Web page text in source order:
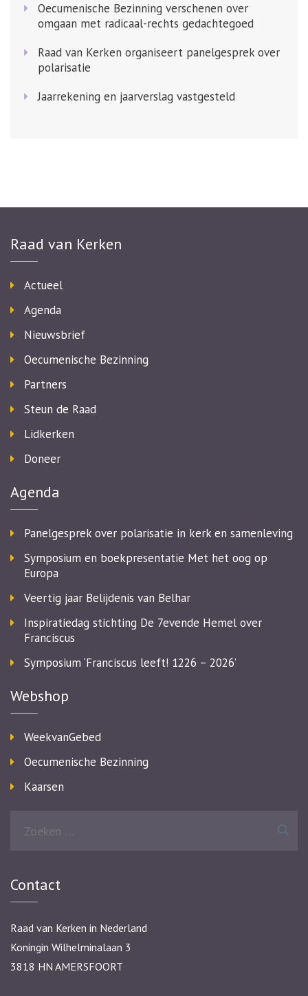
Oecumenische Bezinning verschenen over
omgaan met radicaal-rechts gedachtegoed
Raad van Kerken organiseert panelgesprek over
polarisatie
Jaarrekening en jaarverslag vastgesteld
Raad van Kerken
Actueel
Agenda
Nieuwsbrief
Oecumenische Bezinning
Partners
Steun de Raad
Lidkerken
Doneer
Agenda
Panelgesprek over polarisatie in kerk en samenleving
Symposium en boekpresentatie Met het oog op
Europa
Veertig jaar Belijdenis van Belhar
Inspiratiedag stichting De 7evende Hemel over
Franciscus
Symposium ‘Franciscus leeft! 1226 – 2026’
Webshop
WeekvanGebed
Oecumenische Bezinning
Kaarsen
Contact
Raad van Kerken in Nederland
Koningin Wilhelminalaan 3
3818 HN AMERSFOORT